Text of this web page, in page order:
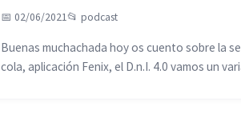
📅 02/06/2021📂 podcast
Buenas muchachada hoy os cuento sobre la
cola, aplicación Fenix, el D.n.I. 4.0 vamos un